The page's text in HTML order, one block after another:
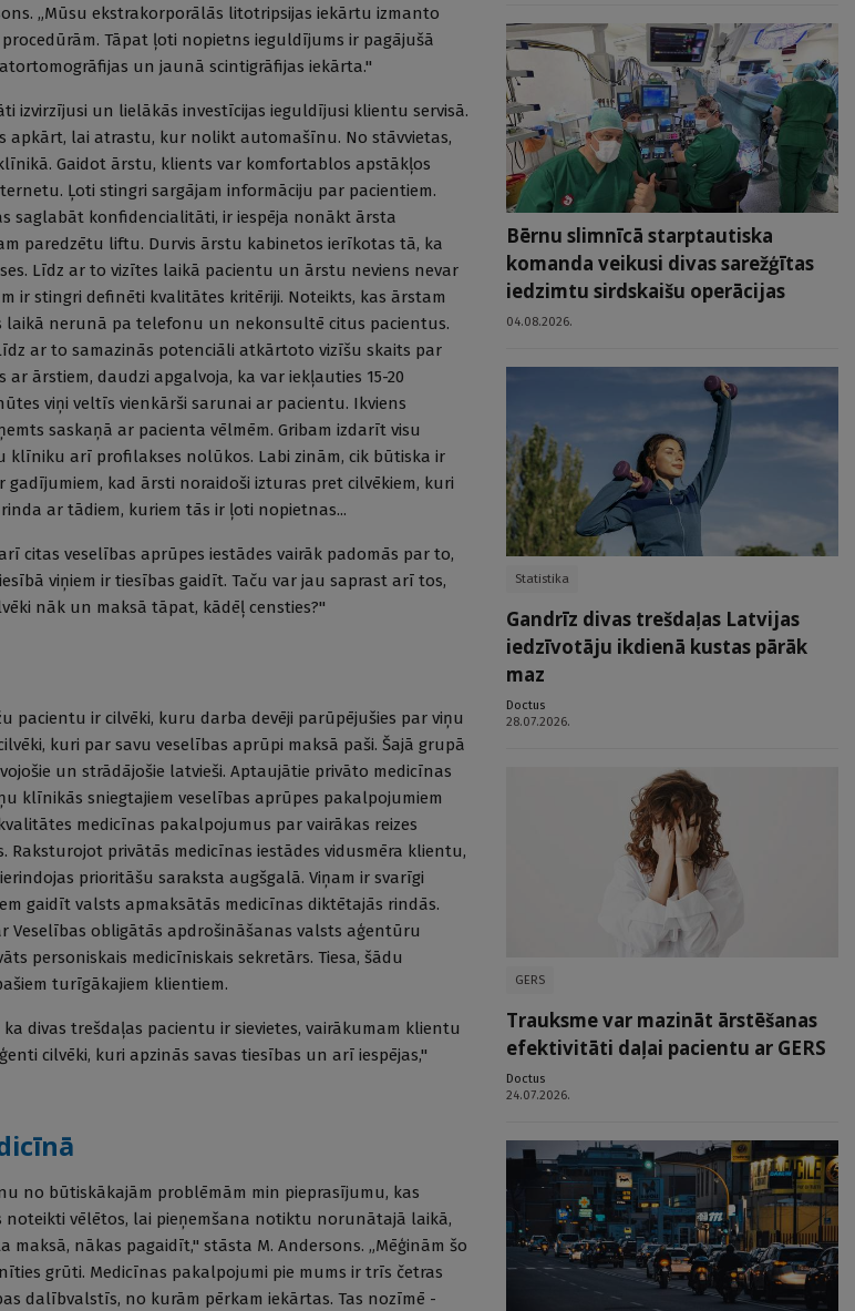
„Mūsu ekstrakorporālās litotripsijas iekārtu izmanto
Tāpat ļoti nopietns ieguldījums ir pagājušā
un jaunā scintigrāfijas iekārta."
izvirzījusi un lielākās investīcijas ieguldījusi klientu servisā.
apkārt, lai atrastu, kur nolikt automašīnu. No stāvvietas,
Gaidot ārstu, klients var komfortablos apstākļos
Ļoti stingri sargājam informāciju par pacientiem.
saglabāt konfidencialitāti, ir iespēja nonākt ārsta
paredzētu liftu. Durvis ārstu kabinetos ierīkotas tā, ka
Līdz ar to vizītes laikā pacientu un ārstu neviens nevar
ir stingri definēti kvalitātes kritēriji. Noteikts, kas ārstam
laikā nerunā pa telefonu un nekonsultē citus pacientus.
ar to samazinās potenciāli atkārtoto vizīšu skaits par
ārstiem, daudzi apgalvoja, ka var iekļauties 15-20
viņi veltīs vienkārši sarunai ar pacientu. Ikviens
saskaņā ar pacienta vēlmēm. Gribam izdarīt visu
klīniku arī profilakses nolūkos. Labi zinām, cik būtiska ir
kad ārsti noraidoši izturas pret cilvēkiem, kuri
ar tādiem, kuriem tās ir ļoti nopietnas...
citas veselības aprūpes iestādes vairāk padomās par to,
viņiem ir tiesības gaidīt. Taču var jau saprast arī tos,
nāk un maksā tāpat, kādēļ censties?"
pacientu ir cilvēki, kuru darba devēji parūpējušies par viņu
kuri par savu veselības aprūpi maksā paši. Šajā grupā
un strādājošie latvieši. Aptaujātie privāto medicīnas
klīnikās sniegtajiem veselības aprūpes pakalpojumiem
medicīnas pakalpojumus par vairākas reizes
Raksturojot privātās medicīnas iestādes vidusmēra klientu,
prioritāšu saraksta augšgalā. Viņam ir svarīgi
gaidīt valsts apmaksātās medicīnas diktētajās rindās.
Veselības obligātās apdrošināšanas valsts aģentūru
personiskais medicīniskais sekretārs. Tiesa, šādu
turīgākajiem klientiem.
divas trešdaļas pacientu ir sievietes, vairākumam klientu
cilvēki, kuri apzinās savas tiesības un arī iespējas,"
no būtiskākajām problēmām min pieprasījumu, kas
noteikti vēlētos, lai pieņemšana notiktu norunātajā laikā,
nākas pagaidīt," stāsta M. Andersons. „Mēģinām šo
grūti. Medicīnas pakalpojumi pie mums ir trīs četras
dalībvalstīs, no kurām pērkam iekārtas. Tas nozīmē -
Bērnu slimnīcā starptautiska
komanda veikusi divas sarežģītas
iedzimtu sirdskaišu operācijas
04.08.2026.
Statistika
Gandrīz divas trešdaļas Latvijas
iedzīvotāju ikdienā kustas pārāk
maz
Doctus
28.07.2026.
GERS
Trauksme var mazināt ārstēšanas
efektivitāti daļai pacientu ar GERS
Doctus
24.07.2026.